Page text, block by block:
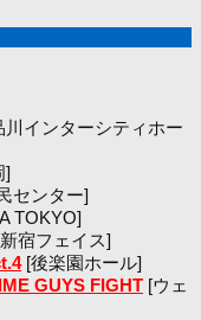
川インターシティホー
]
センター]
TOKYO]
宿フェイス]
[後楽園ホール]
GUYS FIGHT [ウェ